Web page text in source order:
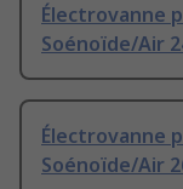
Électrovanne
Soénoïde/Air
Électrovanne
Soénoïde/Air